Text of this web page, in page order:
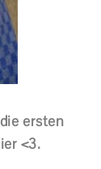
ersten
<3.